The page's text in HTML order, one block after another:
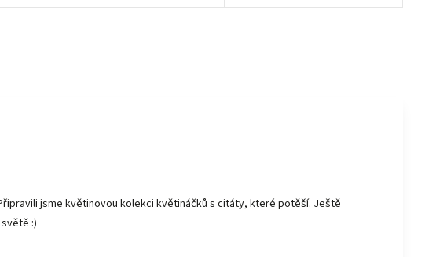
jsme květinovou kolekci květináčků s citáty, které potěší. Ještě
:)